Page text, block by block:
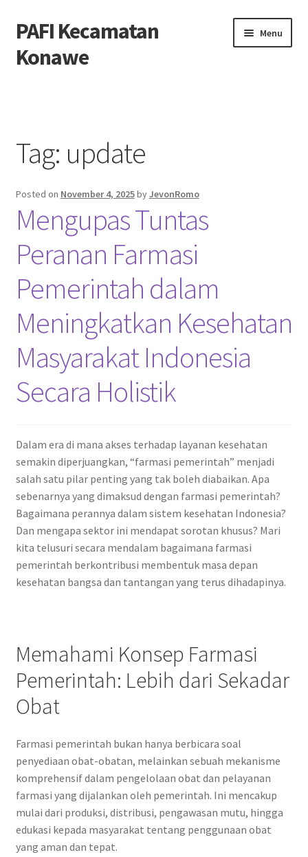
Skip
to
navigation
Skip
to
content
PAFI Kecamatan
Konawe
Menu
Privacy Policy
Tentang Kami
Tag: update
Posted on November 4, 2025byJevonRomo
Mengupas Tuntas
Peranan Farmasi
Pemerintah dalam
Meningkatkan Kesehatan
Masyarakat Indonesia
Secara Holistik
Dalam era di mana akses terhadap layanan kesehatan
semakin diperjuangkan, “farmasi pemerintah” menjadi
salah satu pilar penting yang tak boleh diabaikan. Apa
sebenarnya yang dimaksud dengan farmasi pemerintah?
Bagaimana perannya dalam sistem kesehatan Indonesia?
Dan mengapa sektor ini mendapat sorotan khusus? Mari
kita telusuri secara mendalam bagaimana farmasi
pemerintah berkontribusi membentuk masa depan
kesehatan bangsa dan tantangan yang terus dihadapinya.
Memahami Konsep Farmasi
Pemerintah: Lebih dari Sekadar
Obat
Farmasi pemerintah bukan hanya berbicara soal
penyediaan obat-obatan, melainkan sebuah mekanisme
komprehensif dalam pengelolaan obat dan pelayanan
farmasi yang dijalankan oleh pemerintah. Ini mencakup
mulai dari produksi, distribusi, pengawasan mutu, hingga
edukasi kepada masyarakat tentang penggunaan obat
yang aman dan tepat.